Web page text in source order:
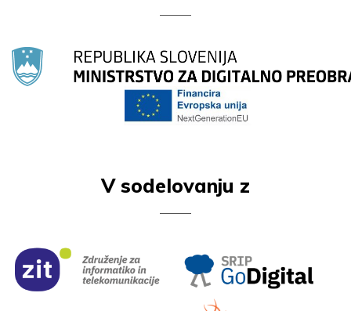
V sodelovanju z